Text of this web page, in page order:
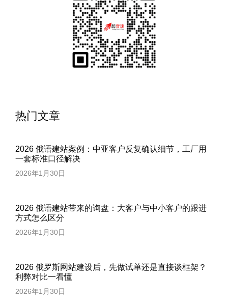
热门文章
2026 俄语建站案例：中亚客户反复确认细节，工厂用
一套标准口径解决
2026年1月30日
2026 俄语建站带来的询盘：大客户与中小客户的跟进
方式怎么区分
2026年1月30日
2026 俄罗斯网站建设后，先做试单还是直接谈框架？
利弊对比一看懂
2026年1月30日